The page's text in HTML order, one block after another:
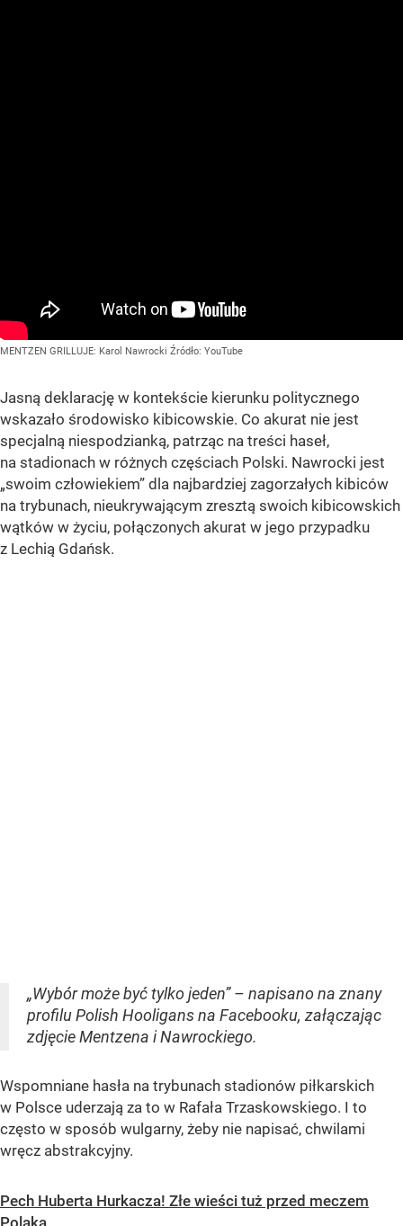
MENTZEN GRILLUJE: Karol Nawrocki Źródło: YouTube
Jasną deklarację w kontekście kierunku politycznego
wskazało środowisko kibicowskie. Co akurat nie jest
specjalną niespodzianką, patrząc na treści haseł,
na stadionach w różnych częściach Polski. Nawrocki jest
„swoim człowiekiem” dla najbardziej zagorzałych kibiców
na trybunach, nieukrywającym zresztą swoich kibicowskich
wątków w życiu, połączonych akurat w jego przypadku
z Lechią Gdańsk.
„Wybór może być tylko jeden” – napisano na znany
profilu Polish Hooligans na Facebooku, załączając
zdjęcie Mentzena i Nawrockiego.
Wspomniane hasła na trybunach stadionów piłkarskich
w Polsce uderzają za to w Rafała Trzaskowskiego. I to
często w sposób wulgarny, żeby nie napisać, chwilami
wręcz abstrakcyjny.
Pech Huberta Hurkacza! Złe wieści tuż przed meczem